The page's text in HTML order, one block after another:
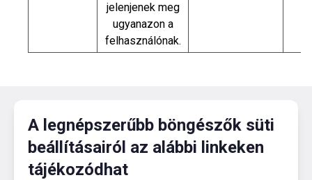
jelenjenek meg
ugyanazon a
felhasználónak.
A legnépszerűbb böngészők süti
beállításairól az alábbi linkeken
tájékozódhat